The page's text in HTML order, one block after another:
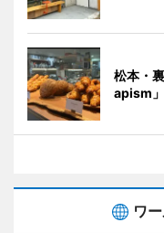
松本・
apism」
ワ